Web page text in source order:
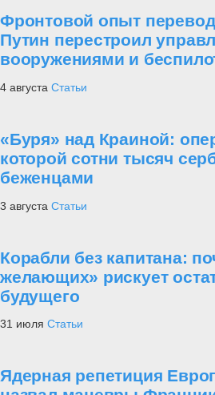
Фронтовой опыт
Путин перестроил
вооружениями и
4 августа Статьи
«Буря» над Краиной:
которой сотни тысяч
беженцами
3 августа Статьи
Корабли без капитана:
желающих» рискует
будущего
31 июля Статьи
Ядерная репетиция